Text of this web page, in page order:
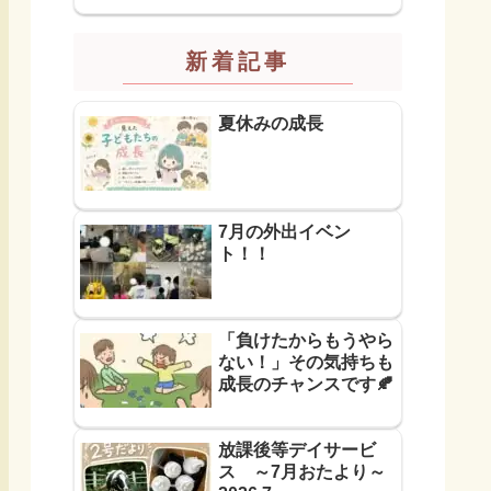
新着記事
夏休みの成長
7月の外出イベン
ト！！
「負けたからもうやら
ない！」その気持ちも
成長のチャンスです🍂
放課後等デイサービ
ス ～7月おたより～